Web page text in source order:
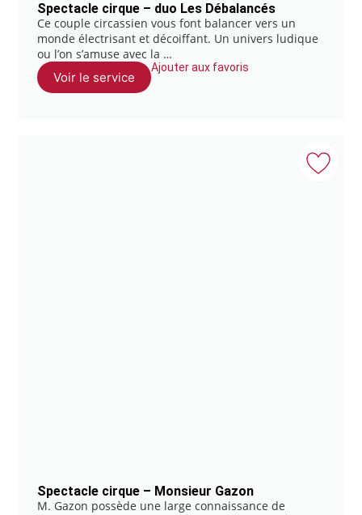
Spectacle cirque – duo Les Débalancés
Ce couple circassien vous font balancer vers un
monde électrisant et décoiffant. Un univers ludique
ou l’on s’amuse avec la …
Voir le service
Ajouter aux favoris
Spectacle cirque – Monsieur Gazon
M. Gazon possède une large connaissance de